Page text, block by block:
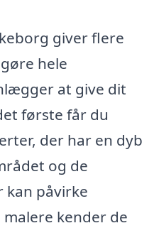
giver flere
hele
at give dit
første får du
der har en dyb
og de
kan påvirke
kender de